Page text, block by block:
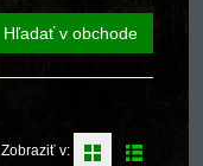
Hľadať v obchode
Zobraziť v: